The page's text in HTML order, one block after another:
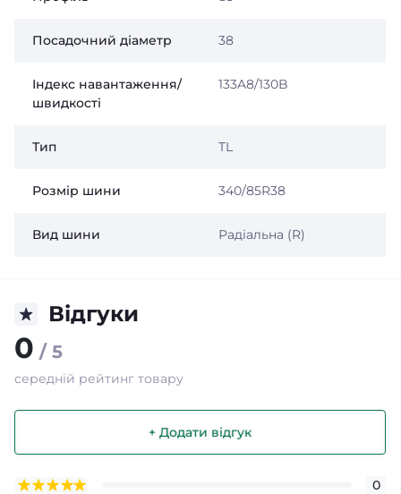
Посадочний діаметр 38
Індекс навантаження/
швидкості
133A8/130B
Тип TL
Розмір шини 340/85R38
Вид шини Радіальна (R)
Відгуки
0 / 5
середній рейтинг товару
+ Додати відгук
0